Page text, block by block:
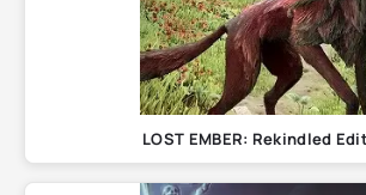
LOST EMBER: Rekindled